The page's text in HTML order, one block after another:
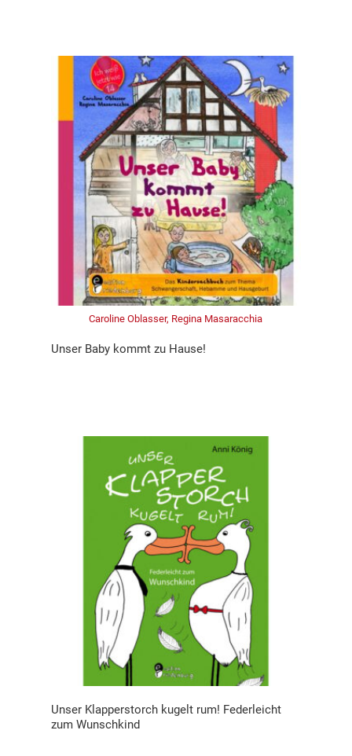
Caroline Oblasser, Regina Masaracchia
Unser Baby kommt zu Hause!
Unser Klapperstorch kugelt rum! Federleicht
zum Wunschkind